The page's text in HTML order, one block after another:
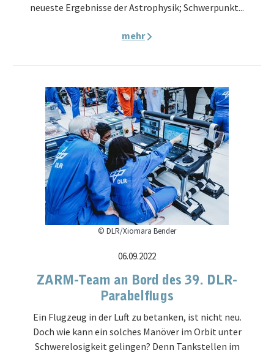
neueste Ergebnisse der Astrophysik; Schwerpunkt...
mehr
© DLR/Xiomara Bender
06.09.2022
ZARM-Team an Bord des 39. DLR-
Parabelflugs
Ein Flugzeug in der Luft zu betanken, ist nicht neu.
Doch wie kann ein solches Manöver im Orbit unter
Schwerelosigkeit gelingen? Denn Tankstellen im